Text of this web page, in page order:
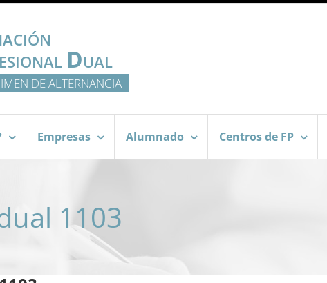
DUAL
DE ALTERNANCIA
Empresas Alumnado Centros de FP
1103